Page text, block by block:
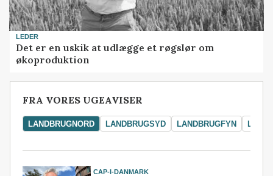
LEDER
Det er en uskik at udlægge et røgslør om
økoproduktion
FRA VORES UGEAVISER
LANDBRUGNORD LANDBRUGSYD LANDBRUGFYN
CAP-I-DANMARK